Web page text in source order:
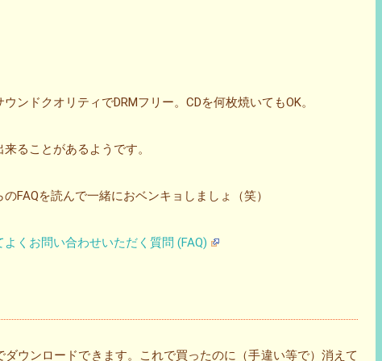
ンドクオリティでDRMフリー。CDを何枚焼いてもOK。
ることがあるようです。
FAQを読んで一緒におベンキョしましょ（笑）
くお問い合わせいただく質問 (FAQ)
ウンロードできます。これで買ったのに（手違い等で）消えて